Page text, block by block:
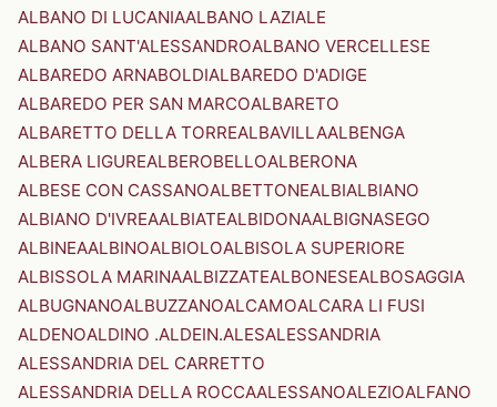
ALBANO DI LUCANIAALBANO LAZIALE
ALBANO SANT'ALESSANDROALBANO VERCELLESE
ALBAREDO ARNABOLDIALBAREDO D'ADIGE
ALBAREDO PER SAN MARCOALBARETO
ALBARETTO DELLA TORREALBAVILLAALBENGA
ALBERA LIGUREALBEROBELLOALBERONA
ALBESE CON CASSANOALBETTONEALBIALBIANO
ALBIANO D'IVREAALBIATEALBIDONAALBIGNASEGO
ALBINEAALBINOALBIOLOALBISOLA SUPERIORE
ALBISSOLA MARINAALBIZZATEALBONESEALBOSAGGIA
ALBUGNANOALBUZZANOALCAMOALCARA LI FUSI
ALDENOALDINO .ALDEIN.ALESALESSANDRIA
ALESSANDRIA DEL CARRETTO
ALESSANDRIA DELLA ROCCAALESSANOALEZIOALFANO